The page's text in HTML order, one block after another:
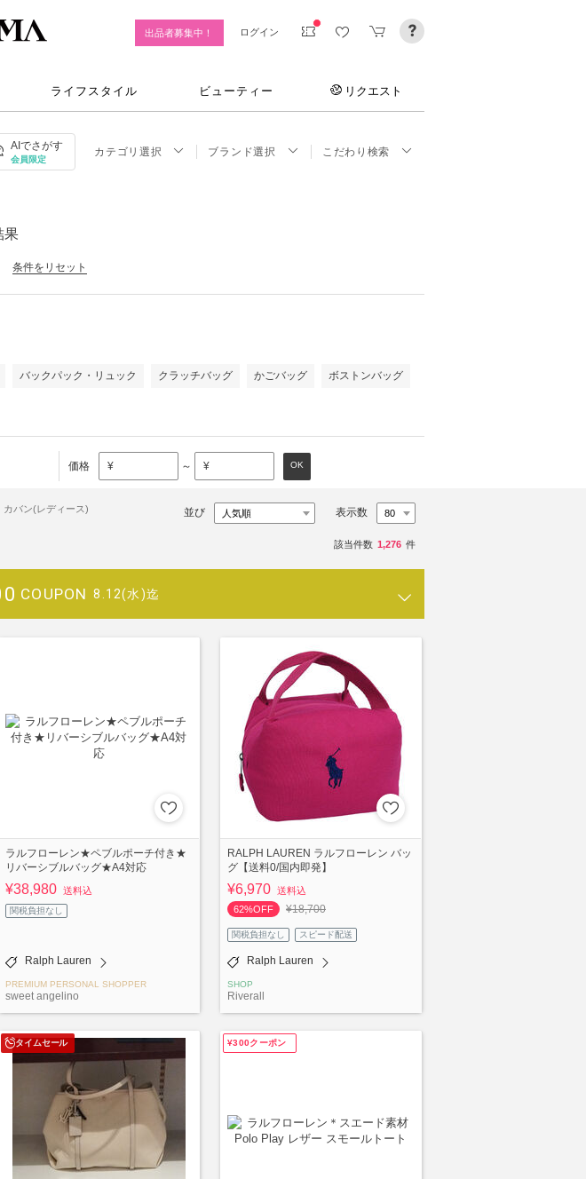
出品者募集中！ ログイン
ライフスタイル ビューティー リクエスト
AIでさがす
会員限定
カテゴリ選択 ブランド選択 こだわり検索
果
条件をリセット
バックパック・リュック クラッチバッグ かごバッグ ボストンバッグ
価格 ¥ ～ ¥ OK
カバン(レディース) 並び 表示数
該当件数 1,276 件
COUPON 8.12(水)迄
ラルフローレン★ペブルポーチ付き★
リバーシブルバッグ★A4対応
¥38,980 送料込
関税負担なし
Ralph Lauren
PREMIUM PERSONAL SHOPPER
sweet angelino
RALPH LAUREN ラルフローレン バッ
グ【送料0/国内即発】
¥6,970 送料込
62%OFF
¥18,700
関税負担なし スピード配送
Ralph Lauren
SHOP
Riverall
タイムセール ¥300クーポン